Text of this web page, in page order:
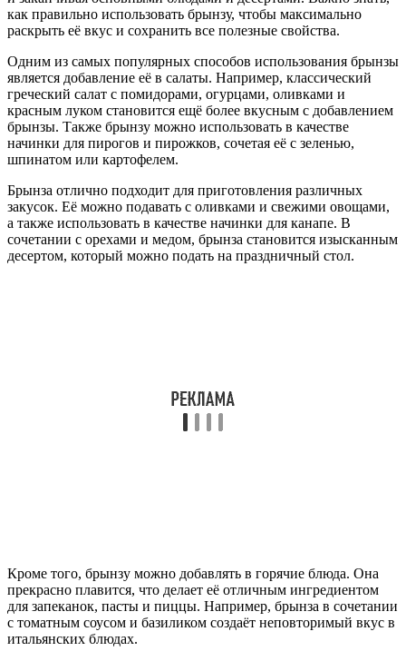
как правильно использовать брынзу, чтобы максимально
раскрыть её вкус и сохранить все полезные свойства.
Одним из самых популярных способов использования брынзы
является добавление её в салаты. Например, классический
греческий салат с помидорами, огурцами, оливками и
красным луком становится ещё более вкусным с добавлением
брынзы. Также брынзу можно использовать в качестве
начинки для пирогов и пирожков, сочетая её с зеленью,
шпинатом или картофелем.
Брынза отлично подходит для приготовления различных
закусок. Её можно подавать с оливками и свежими овощами,
а также использовать в качестве начинки для канапе. В
сочетании с орехами и медом, брынза становится изысканным
десертом, который можно подать на праздничный стол.
Кроме того, брынзу можно добавлять в горячие блюда. Она
прекрасно плавится, что делает её отличным ингредиентом
для запеканок, пасты и пиццы. Например, брынза в сочетании
с томатным соусом и базиликом создаёт неповторимый вкус в
итальянских блюдах.